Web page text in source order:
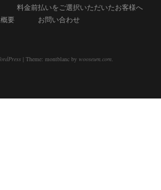
料金前払いをご選択いただいたお客様へ
要
お問い合わせ
|Theme: montblanc by wooseum.com